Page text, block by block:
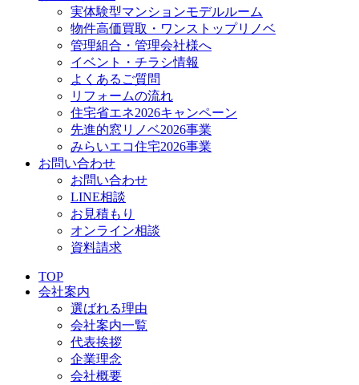
実体験型マンションモデルルーム
物件高価買取・ワンストップリノベ
管理組合・管理会社様へ
イベント・チラシ情報
よくあるご質問
リフォームの流れ
住宅省エネ2026キャンペーン
先進的窓リノベ2026事業
みらいエコ住宅2026事業
お問い合わせ
お問い合わせ
LINE相談
お見積もり
オンライン相談
資料請求
TOP
会社案内
選ばれる理由
会社案内一覧
代表挨拶
企業理念
会社概要